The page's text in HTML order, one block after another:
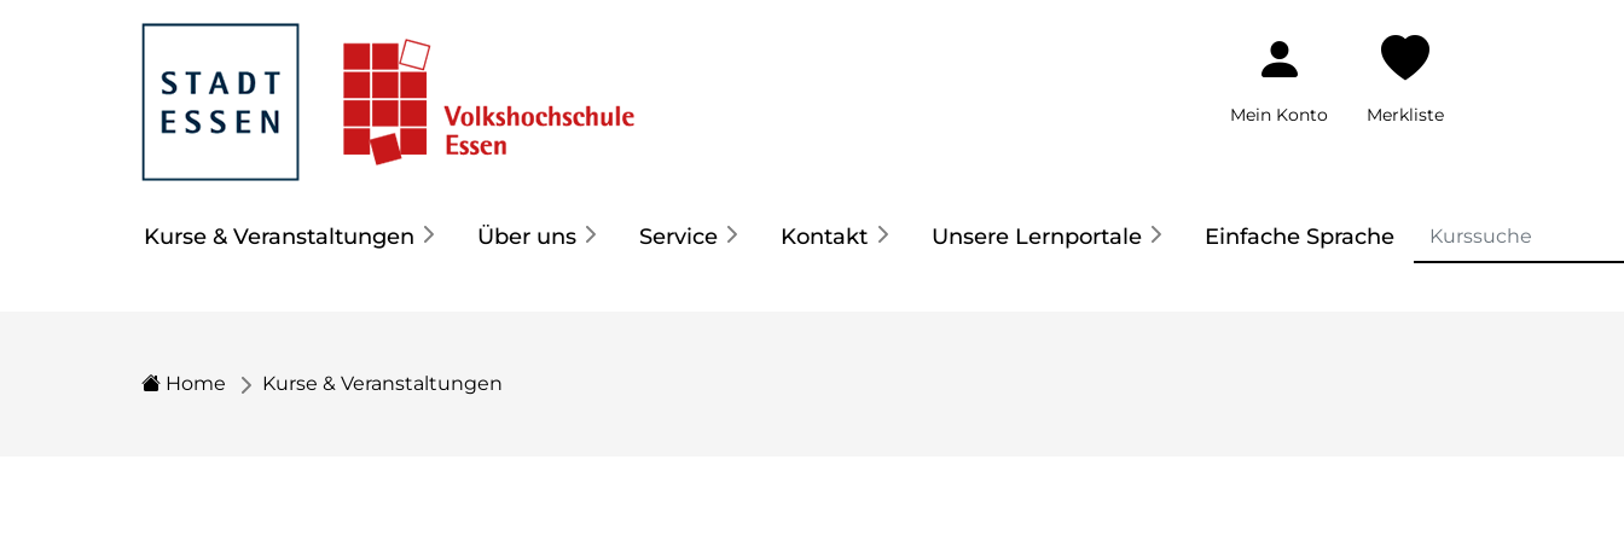
Mein Konto Merkliste
Kurse & Veranstaltungen Über uns Service Kontakt Unsere Lernportale Einfache Sprache
Home Kurse & Veranstaltungen